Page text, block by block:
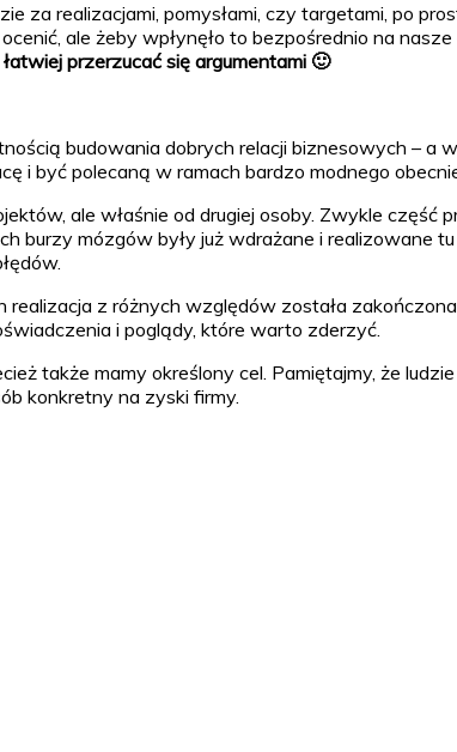
realizacjami, pomysłami, czy targetami, po
ale żeby wpłynęło to bezpośrednio na
przerzucać się argumentami 🙂
budowania dobrych relacji biznesowych –
i być polecaną w ramach bardzo modnego
ale właśnie od drugiej osoby. Zwykle
mózgów były już wdrażane i realizowane
z różnych względów została
i poglądy, które warto zderzyć.
także mamy określony cel. Pamiętajmy, że
konkretny na zyski firmy.